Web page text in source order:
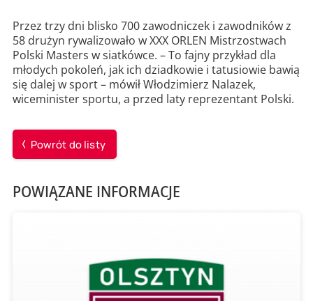
Przez trzy dni blisko 700 zawodniczek i zawodników z
58 drużyn rywalizowało w XXX ORLEN Mistrzostwach
Polski Masters w siatkówce. – To fajny przykład dla
młodych pokoleń, jak ich dziadkowie i tatusiowie bawią
się dalej w sport – mówił Włodzimierz Nalazek,
wiceminister sportu, a przed laty reprezentant Polski.
Powrót do listy
POWIĄZANE INFORMACJE